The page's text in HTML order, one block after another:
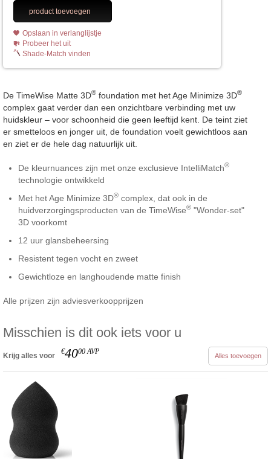
product toevoegen
Opslaan in verlanglijstje
Probeer het uit
Shade-Match vinden
De TimeWise Matte 3D® foundation met het Age Minimize 3D®
complex gaat verder dan een onzichtbare verbinding met uw
huidskleur – voor schoonheid die geen leeftijd kent. De teint ziet
er smetteloos en jonger uit, de foundation voelt gewichtloos aan
en ziet er de hele dag natuurlijk uit.
De kleurnuances zijn met onze exclusieve IntelliMatch®
technologie ontwikkeld
Met het Age Minimize 3D® complex, dat ook in de
huidverzorgingsproducten van de TimeWise® "Wonder-set"
3D voorkomt
12 uur glansbeheersing
Resistent tegen vocht en zweet
Gewichtloze en langhoudende matte finish
Alle prijzen zijn adviesverkoopprijzen
Misschien is dit ook iets voor u
Krijg alles voor €4000 AVP Alles toevoegen